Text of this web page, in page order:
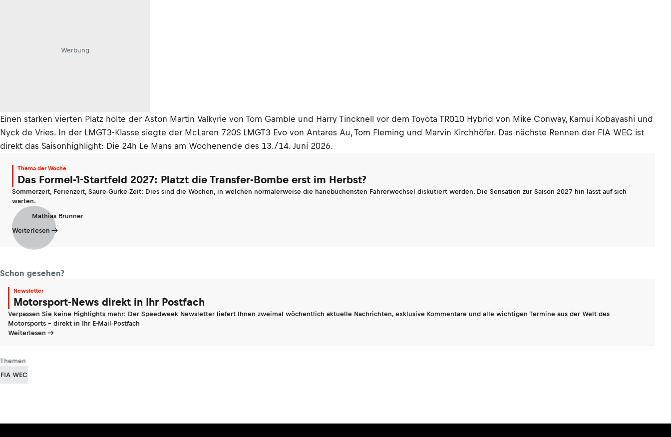
Werbung
Einen starken vierten Platz holte der Aston Martin Valkyrie von Tom Gamble und Harry Tincknell vor dem Toyota TR010 Hybrid von Mike Conway, Kamui Kobayashi und
Nyck de Vries. In der LMGT3-Klasse siegte der McLaren 720S LMGT3 Evo von Antares Au, Tom Fleming und Marvin Kirchhöfer. Das nächste Rennen der FIA WEC ist
direkt das Saisonhighlight: Die 24h Le Mans am Wochenende des 13./14. Juni 2026.
Thema der Woche
Das Formel-1-Startfeld 2027: Platzt die Transfer-Bombe erst im Herbst?
Sommerzeit, Ferienzeit, Saure-Gurke-Zeit: Dies sind die Wochen, in welchen normalerweise die hanebüchensten Fahrerwechsel diskutiert werden. Die Sensation zur Saison 2027 hin lässt auf sich
warten.
Mathias Brunner
Weiterlesen
Schon gesehen?
Newsletter
Motorsport-News direkt in Ihr Postfach
Verpassen Sie keine Highlights mehr: Der Speedweek Newsletter liefert Ihnen zweimal wöchentlich aktuelle Nachrichten, exklusive Kommentare und alle wichtigen Termine aus der Welt des
Motorsports - direkt in Ihr E-Mail-Postfach
Weiterlesen
Themen
FIA WEC